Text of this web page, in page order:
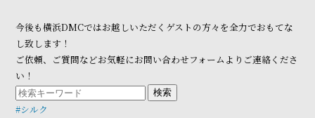
今後も横浜DMCではお越しいただくゲストの方々を全力でおもてな
し致します！
ご依頼、ご質問などお気軽にお問い合わせフォームよりご連絡くださ
い！
検索
#シルク